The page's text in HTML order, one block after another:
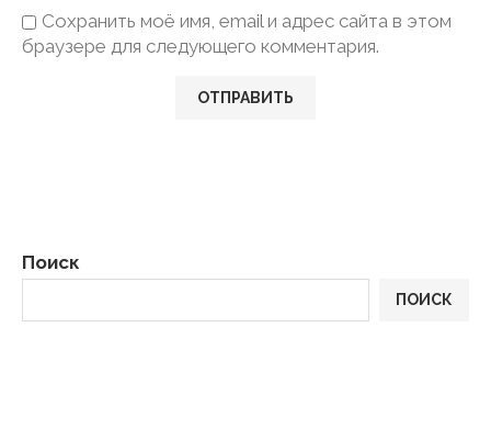
Сохранить моё имя, email и адрес сайта в этом
браузере для следующего комментария.
Поиск
ПОИСК